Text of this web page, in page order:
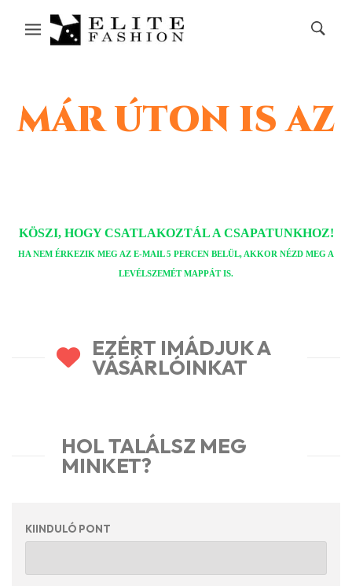
MÁR ÚTON IS AZ
KÖSZI, HOGY CSATLAKOZTÁL A CSAPATUNKHOZ!
HA NEM ÉRKEZIK MEG AZ E-MAIL 5 PERCEN BELÜL, AKKOR NÉZD MEG A
LEVÉLSZEMÉT MAPPÁT IS.
EZÉRT IMÁDJUK A
VÁSÁRLÓINKAT
HOL TALÁLSZ MEG
MINKET?
KIINDULÓ PONT